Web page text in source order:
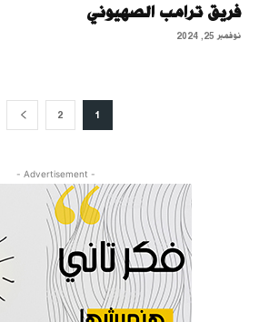
فريق ترامب الصهيوني
نوفمبر 25, 2024
1
2
- Advertisement -